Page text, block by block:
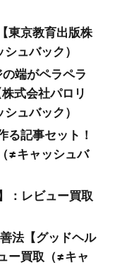
東京教育出版株
ュバック）
の端がペラペラ
式会社パロリ
ュバック）
る記事セット！
≠キャッシュバ
：レビュー買取
法【グッドヘル
ー買取（≠キャ